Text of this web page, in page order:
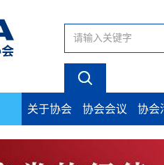
关于协会 协会会议 协会